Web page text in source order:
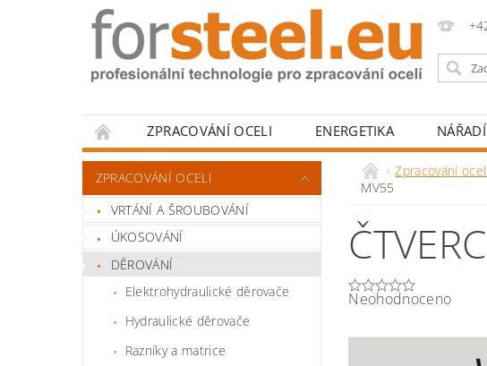
ZPRACOVÁNÍ OCELI ENERGETIKA
HODNOCENÍ OBCHODU
ZPRACOVÁNÍ OCELI
VRTÁNÍ A ŠROUBOVÁNÍ
ÚKOSOVÁNÍ
DĚROVÁNÍ
Elektrohydraulické děrovače
Hydraulické děrovače
Razníky a matrice
Zpracování oceli
MV55
Neohodnoceno